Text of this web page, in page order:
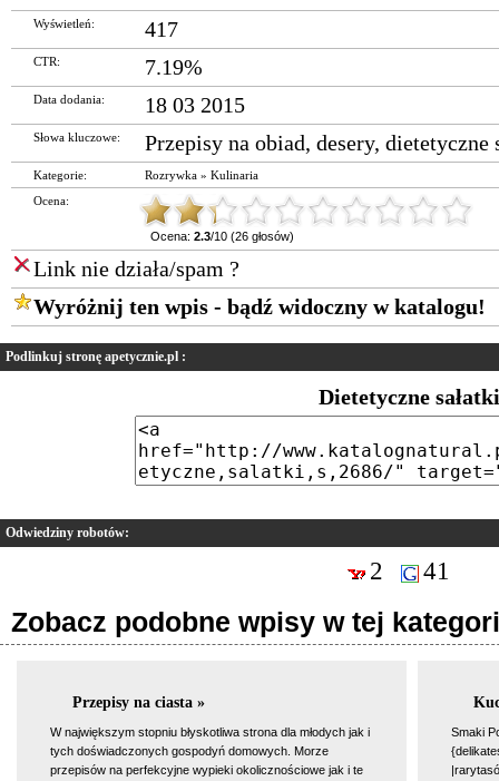
Wyświetleń: 417
CTR: 7.19%
Data dodania: 18 03 2015
Słowa kluczowe: Przepisy na obiad, desery, dietetyczne
Kategorie: Rozrywka » Kulinaria
Ocena:
Ocena: 2.3/10 (26 głosów)
Link nie działa/spam ?
Wyróżnij ten wpis - bądź widoczny w katalogu!
Podlinkuj stronę apetycznie.pl :
Dietetyczne sałatki
Odwiedziny robotów:
2 41
Zobacz podobne wpisy w tej
Przepisy na ciasta »
W największym stopniu błyskotliwa strona dla młodych jak i
tych doświadczonych gospodyń domowych. Morze
przepisów na perfekcyjne wypieki okolicznościowe jak i te
Smaki